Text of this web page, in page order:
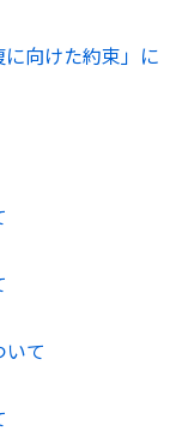
向けた約束」に
て